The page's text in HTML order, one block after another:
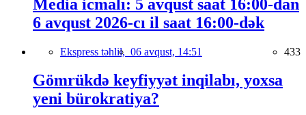
Media icmalı: 5 avqust saat 16:00-dan
6 avqust 2026-cı il saat 16:00-dək
Ekspress təhlil, 06 avqust, 14:51 433
Gömrükdə keyfiyyət inqilabı, yoxsa
yeni bürokratiya?